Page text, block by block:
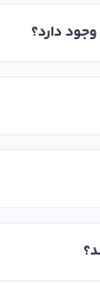
دارد؟